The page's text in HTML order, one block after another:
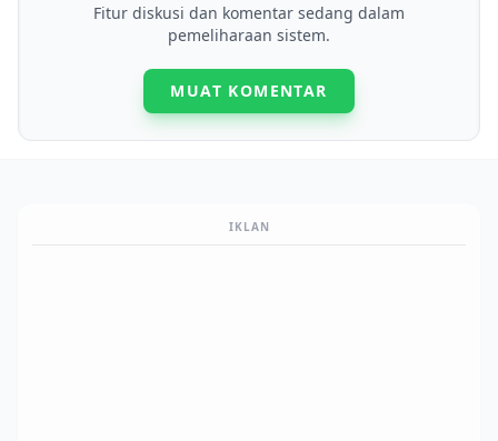
Fitur diskusi dan komentar sedang dalam
pemeliharaan sistem.
MUAT KOMENTAR
IKLAN